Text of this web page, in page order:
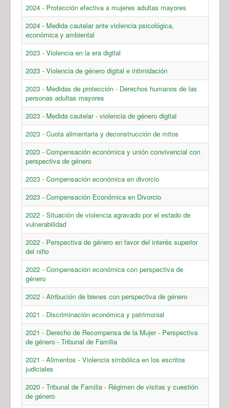
2024 - Protección efectiva a mujeres adultas mayores
2024 - Medida cautelar ante violencia psicológica,
económica y ambiental
2023 - Violencia en la era digital
2023 - Violencia de género digital e intimidación
2023 - Medidas de protección - Derechos humanos de las
personas adultas mayores
2023 - Medida cautelar - violencia de género digital
2023 - Cuota alimentaria y deconstrucción de mitos
2023 - Compensación económica y unión convivencial con
perspectiva de género
2023 - Compensación económica en divorcio
2023 - Compensación Económica en Divorcio
2022 - Situación de violencia agravado por el estado de
vulnerabilidad
2022 - Perspectiva de género en favor del interés superior
del niño
2022 - Compensación económica con perspectiva de
género
2022 - Atribución de bienes con perspectiva de género
2021 - Discriminación económica y patrimonial
2021 - Derecho de Recompensa de la Mujer - Perspectiva
de género - Tribunal de Familia
2021 - Alimentos - Violencia simbólica en los escritos
judiciales
2020 - Tribunal de Familia - Régimen de visitas y cuestión
de género